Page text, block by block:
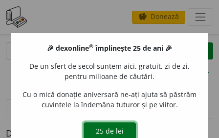
savings Donează
clear
opțiuni
definiții (1)
Definiția cu ID-ul 1004464:
🎉 dexonline® împlinește 25 de ani 🎉
De un sfert de secol suntem aici, gratuit, zi de zi,
pentru milioane de căutări.
Cu o mică donație aniversară ne-ați ajuta să păstrăm
cuvintele la îndemâna tuturor și pe viitor.